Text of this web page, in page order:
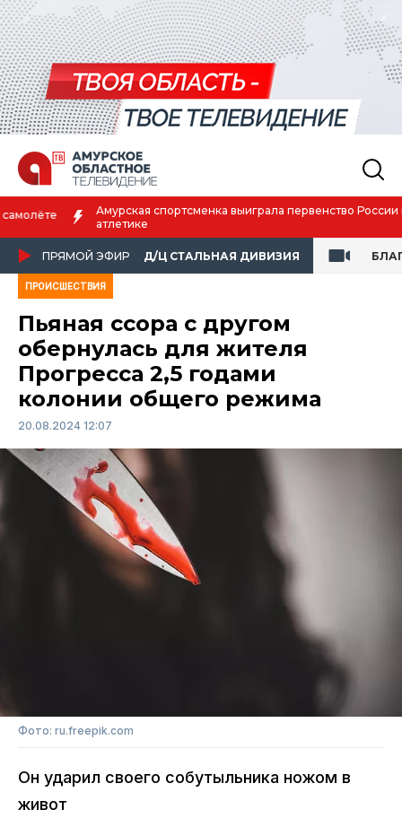
Амурская спортсменка выиграла первенство России по лёгкой
атлетике
ПРЯМОЙ ЭФИР Д/Ц СТАЛЬНАЯ ДИВИЗИЯ
ПРОИСШЕСТВИЯ
Пьяная ссора с другом
обернулась для жителя
Прогресса 2,5 годами
колонии общего режима
20.08.2024 12:07
Фото: ru.freepik.com
Он ударил своего собутыльника ножом в
живот